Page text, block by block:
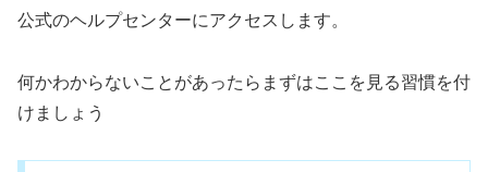
公式のヘルプセンターにアクセスします。
何かわからないことがあったらまずはここを見る習慣を付
けましょう